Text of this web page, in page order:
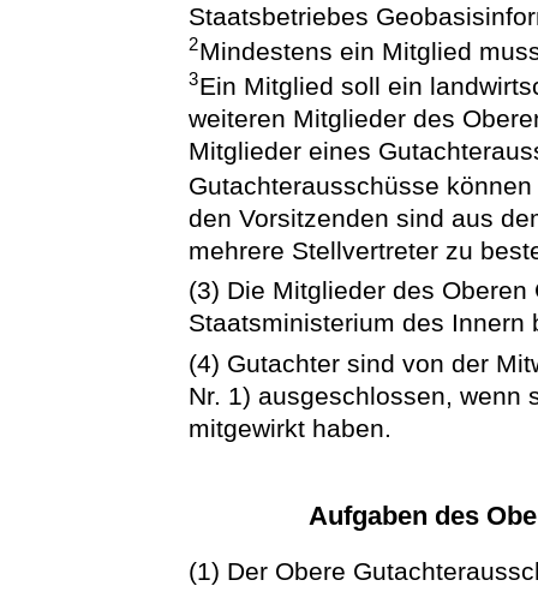
Staatsbetriebes
2Mindestens ein Mitglied
3Ein Mitglied soll ein
weiteren Mitglieder des
Mitglieder eines
Gutachterausschüsse
den Vorsitzenden sind aus
mehrere Stellvertreter zu
(3) Die Mitglieder des
Staatsministerium des Innern
(4) Gutachter sind von der
Nr. 1) ausgeschlossen, wenn
mitgewirkt haben.
Aufgaben des
(1) Der Obere